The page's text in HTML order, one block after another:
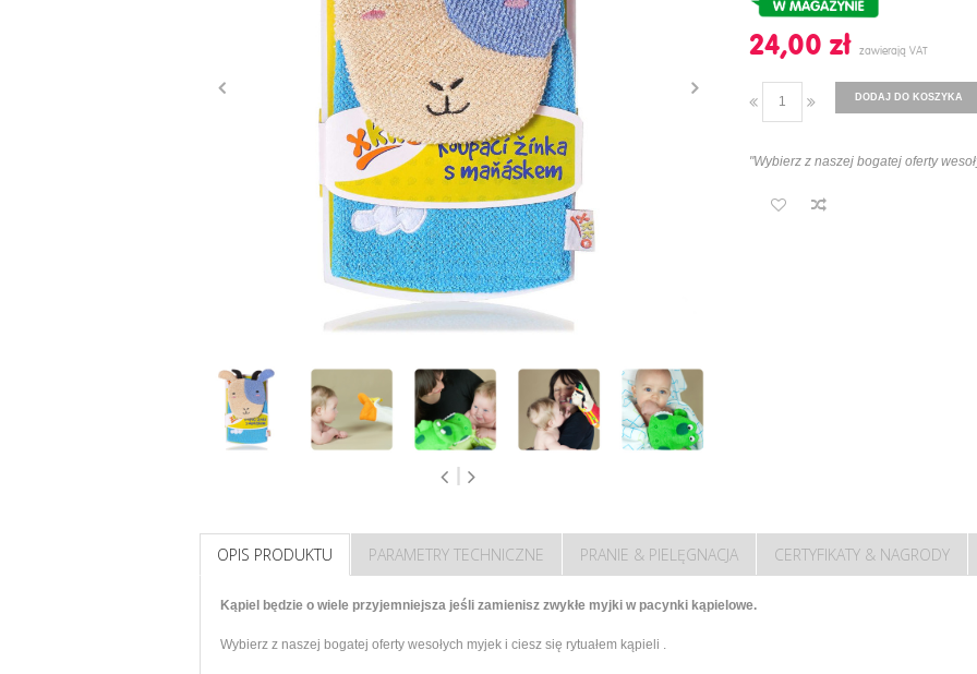
24,00 ‎zł
DODAJ DO KOSZYKA
"Wybierz z naszej bogatej oferty
OPIS PRODUKTU PARAMETRY TECHNICZNE PRANIE & PIELĘGNACJA CERTYFIKATY & NAGRODY
Kąpiel będzie o wiele przyjemniejsza jeśli zamienisz zwykłe myjki w pacynki kąpielowe.
Wybierz z naszej bogatej oferty wesołych myjek i ciesz się rytuałem kąpieli .